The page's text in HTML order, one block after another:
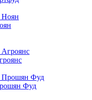
Ноян
Агроянс
Прошян Фуд
Фуд